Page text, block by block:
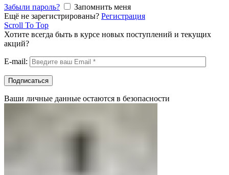
Забыли пароль?
Запомнить меня
Ещё не зарегистрированы? Регистрация
Scroll To Top
Хотите всегда быть в курсе новых поступлений и текущих
акций?
E-mail:
Ваши личные данные остаются в безопасности